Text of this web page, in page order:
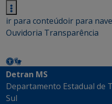
ir para conteúdoir para
Ouvidoria Transparência
Detran MS
Departamento Estadual de
Sul